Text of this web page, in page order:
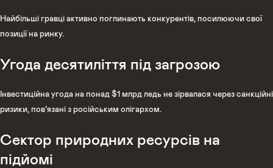
Найбільші гравці активно поглинають конкурентів, посилюючи свої
позиції на ринку.
Угода десятиліття під загрозою
Інвестиційна угода на понад $1 млрд ледь не зірвалася через санкційні
ризики, пов’язані з російським олігархом.
Сектор природних ресурсів на
підйомі